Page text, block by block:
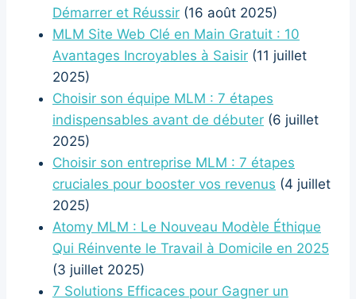
Démarrer et Réussir (16 août 2025)
MLM Site Web Clé en Main Gratuit : 10
Avantages Incroyables à Saisir (11 juillet
2025)
Choisir son équipe MLM : 7 étapes
indispensables avant de débuter (6 juillet
2025)
Choisir son entreprise MLM : 7 étapes
cruciales pour booster vos revenus (4 juillet
2025)
Atomy MLM : Le Nouveau Modèle Éthique
Qui Réinvente le Travail à Domicile en 2025
(3 juillet 2025)
7 Solutions Efficaces pour Gagner un